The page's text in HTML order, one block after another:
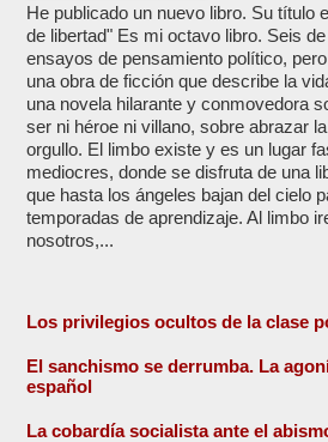
He publicado un nuevo libro. Su título
de libertad" Es mi octavo libro. Seis
ensayos de pensamiento político,
una obra de ficción que describe la
una novela hilarante y conmovedora
ser ni héroe ni villano, sobre abrazar
orgullo. El limbo existe y es un lugar
mediocres, donde se disfruta de una
que hasta los ángeles bajan del cielo
temporadas de aprendizaje. Al limbo
nosotros,...
Los privilegios ocultos de la clase
El sanchismo se derrumba. La
español
La cobardía socialista ante el